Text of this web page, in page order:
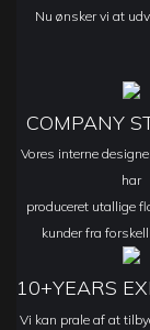
Nu ønsker vi at
COMPANY
Vores interne
har
produceret utallige
kunder fra
10+YEARS
Vi kan prale af at